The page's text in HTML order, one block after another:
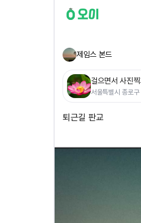
제임스 본드
걸으면서 사진찍
서울특별시 종로구
퇴근길 판교